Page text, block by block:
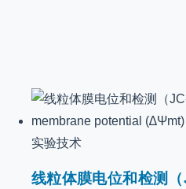
实验技术
线粒体膜电位和检测